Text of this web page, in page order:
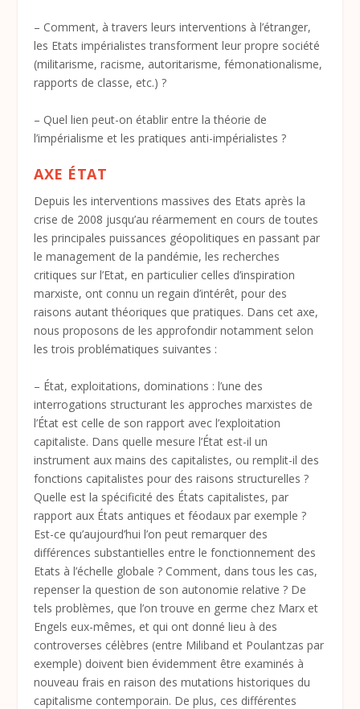
– Comment, à travers leurs interventions à l’étranger,
les Etats impérialistes transforment leur propre société
(militarisme, racisme, autoritarisme, fémonationalisme,
rapports de classe, etc.) ?
– Quel lien peut-on établir entre la théorie de
l’impérialisme et les pratiques anti-impérialistes ?
AXE ÉTAT
Depuis les interventions massives des Etats après la
crise de 2008 jusqu’au réarmement en cours de toutes
les principales puissances géopolitiques en passant par
le management de la pandémie, les recherches
critiques sur l’Etat, en particulier celles d’inspiration
marxiste, ont connu un regain d’intérêt, pour des
raisons autant théoriques que pratiques. Dans cet axe,
nous proposons de les approfondir notamment selon
les trois problématiques suivantes :
– État, exploitations, dominations : l’une des
interrogations structurant les approches marxistes de
l’État est celle de son rapport avec l’exploitation
capitaliste. Dans quelle mesure l’État est-il un
instrument aux mains des capitalistes, ou remplit-il des
fonctions capitalistes pour des raisons structurelles ?
Quelle est la spécificité des États capitalistes, par
rapport aux États antiques et féodaux par exemple ?
Est-ce qu’aujourd’hui l’on peut remarquer des
différences substantielles entre le fonctionnement des
Etats à l’échelle globale ? Comment, dans tous les cas,
repenser la question de son autonomie relative ? De
tels problèmes, que l’on trouve en germe chez Marx et
Engels eux-mêmes, et qui ont donné lieu à des
controverses célèbres (entre Miliband et Poulantzas par
exemple) doivent bien évidemment être examinés à
nouveau frais en raison des mutations historiques du
capitalisme contemporain. De plus, ces différentes